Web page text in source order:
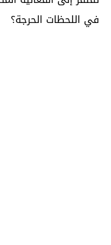
في اللحظات الحرجة؟